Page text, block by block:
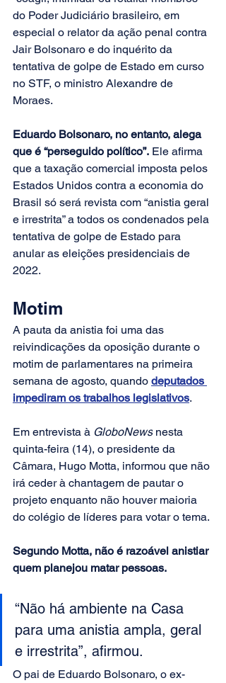
do Poder Judiciário brasileiro, em
especial o relator da ação penal contra
Jair Bolsonaro e do inquérito da
tentativa de golpe de Estado em curso
no STF, o ministro Alexandre de
Moraes.
Eduardo Bolsonaro, no entanto, alega
que é “perseguido político”. Ele afirma
que a taxação comercial imposta pelos
Estados Unidos contra a economia do
Brasil só será revista com “anistia geral
e irrestrita” a todos os condenados pela
tentativa de golpe de Estado para
anular as eleições presidenciais de
2022.
Motim
A pauta da anistia foi uma das
reivindicações da oposição durante o
motim de parlamentares na primeira
semana de agosto, quando deputados
impediram os trabalhos legislativos.
Em entrevista à GloboNews nesta
quinta-feira (14), o presidente da
Câmara, Hugo Motta, informou que não
irá ceder à chantagem de pautar o
projeto enquanto não houver maioria
do colégio de líderes para votar o tema.
Segundo Motta, não é razoável anistiar
quem planejou matar pessoas.
“Não há ambiente na Casa
para uma anistia ampla, geral
e irrestrita”, afirmou.
O pai de Eduardo Bolsonaro, o ex-